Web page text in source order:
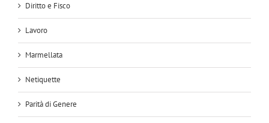
Diritto e Fisco
Lavoro
Marmellata
Netiquette
Parità di Genere